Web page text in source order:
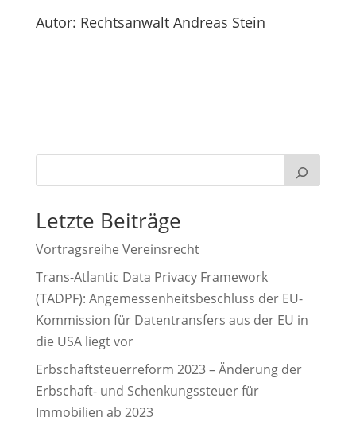
Autor: Rechtsanwalt Andreas Stein
Letzte Beiträge
Vortragsreihe Vereinsrecht
Trans-Atlantic Data Privacy Framework
(TADPF): Angemessenheitsbeschluss der EU-
Kommission für Datentransfers aus der EU in
die USA liegt vor
Erbschaftsteuerreform 2023 – Änderung der
Erbschaft- und Schenkungssteuer für
Immobilien ab 2023